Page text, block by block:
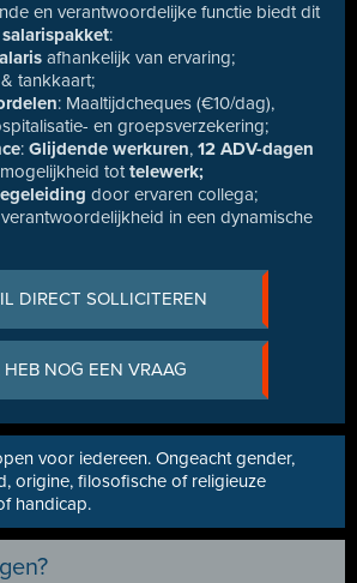
en verantwoordelijke functie biedt dit
:
afhankelijk van ervaring;
& tankkaart;
: Maaltijdcheques (€10/dag),
en groepsverzekering;
: Glijdende werkuren, 12 ADV-dagen
tottelewerk;
door ervaren collega;
in een dynamische
DIRECT SOLLICITEREN
HEB NOG EEN VRAAG
voor iedereen. Ongeacht gender,
origine, filosofische of religieuze
handicap.